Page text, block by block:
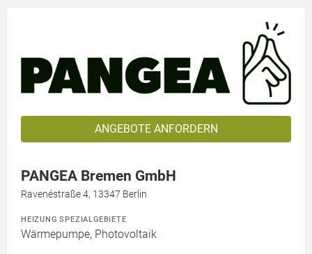
ANGEBOTE ANFORDERN
PANGEA Bremen GmbH
Ravenéstraße 4, 13347 Berlin
HEIZUNG SPEZIALGEBIETE
Wärmepumpe, Photovoltaik